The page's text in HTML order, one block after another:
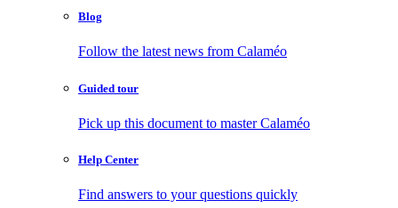
Blog
Follow the latest news from Calaméo
Guided tour
Pick up this document to master Calaméo
Help Center
Find answers to your questions quickly